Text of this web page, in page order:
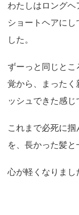
わたしはロングヘ
ショートヘアにし
した。
ずーっと同じと
覚から、まったく
ッシュできた感じ
これまで必死に
を、長かった髪と
心が軽くなりまし